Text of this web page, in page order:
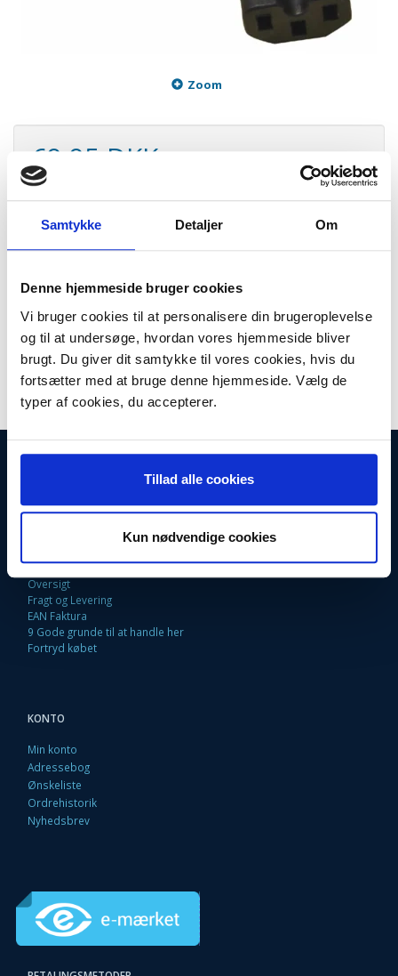
Samtykke Detaljer Om
Denne hjemmeside bruger cookies
Vi bruger cookies til at personalisere din brugeroplevelse
og til at undersøge, hvordan vores hjemmeside bliver
brugt. Du giver dit samtykke til vores cookies, hvis du
fortsætter med at bruge denne hjemmeside. Vælg de
typer af cookies, du accepterer.
Tillad alle cookies
Kun nødvendige cookies
Zoom
69,95 DKK
Plus leveringsomkostninger. 39,00 til pakkehops. Fri fragt til
pakkeshop ved køb over 599,-
Model/varenr.:
HUSHOLDNINGSAPPARATKABEL 3-POLET SORT1,5M.
INFORMATIONER
Firma profil
Betingelser & Vilkår
Returneringsformular
Oversigt
Fragt og Levering
EAN Faktura
9 Gode grunde til at handle her
Fortryd købet
KONTO
Min konto
Adressebog
Ønskeliste
Ordrehistorik
Nyhedsbrev